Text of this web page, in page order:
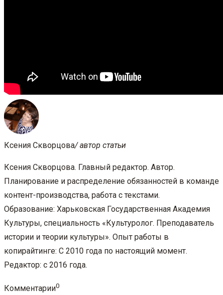
Ксения Скворцова/ автор статьи
Ксения Скворцова. Главный редактор. Автор.
Планирование и распределение обязанностей в команде
контент-производства, работа с текстами.
Образование: Харьковская Государственная Академия
Культуры, специальность «Культуролог. Преподаватель
истории и теории культуры». Опыт работы в
копирайтинге: С 2010 года по настоящий момент.
Редактор: с 2016 года.
Комментарии0